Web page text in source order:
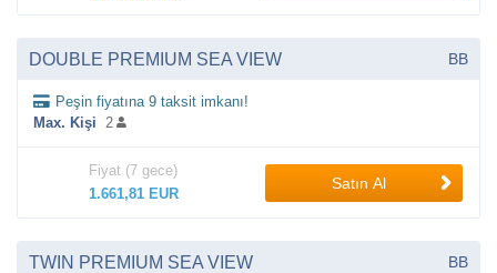
DOUBLE PREMIUM SEA VIEW BB
Peşin fiyatına 9 taksit imkanı!
Max. Kişi 2
Fiyat (7 gece)
1.661,81 EUR
Satın Al
TWIN PREMIUM SEA VIEW BB